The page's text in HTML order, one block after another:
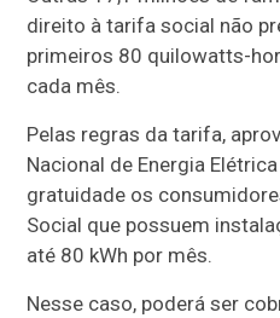
direito à tarifa social não
primeiros 80 quilowatts-
cada mês.
Pelas regras da tarifa,
Nacional de Energia
gratuidade os
Social que possuem
até 80 kWh por mês.
Nesse caso, poderá ser